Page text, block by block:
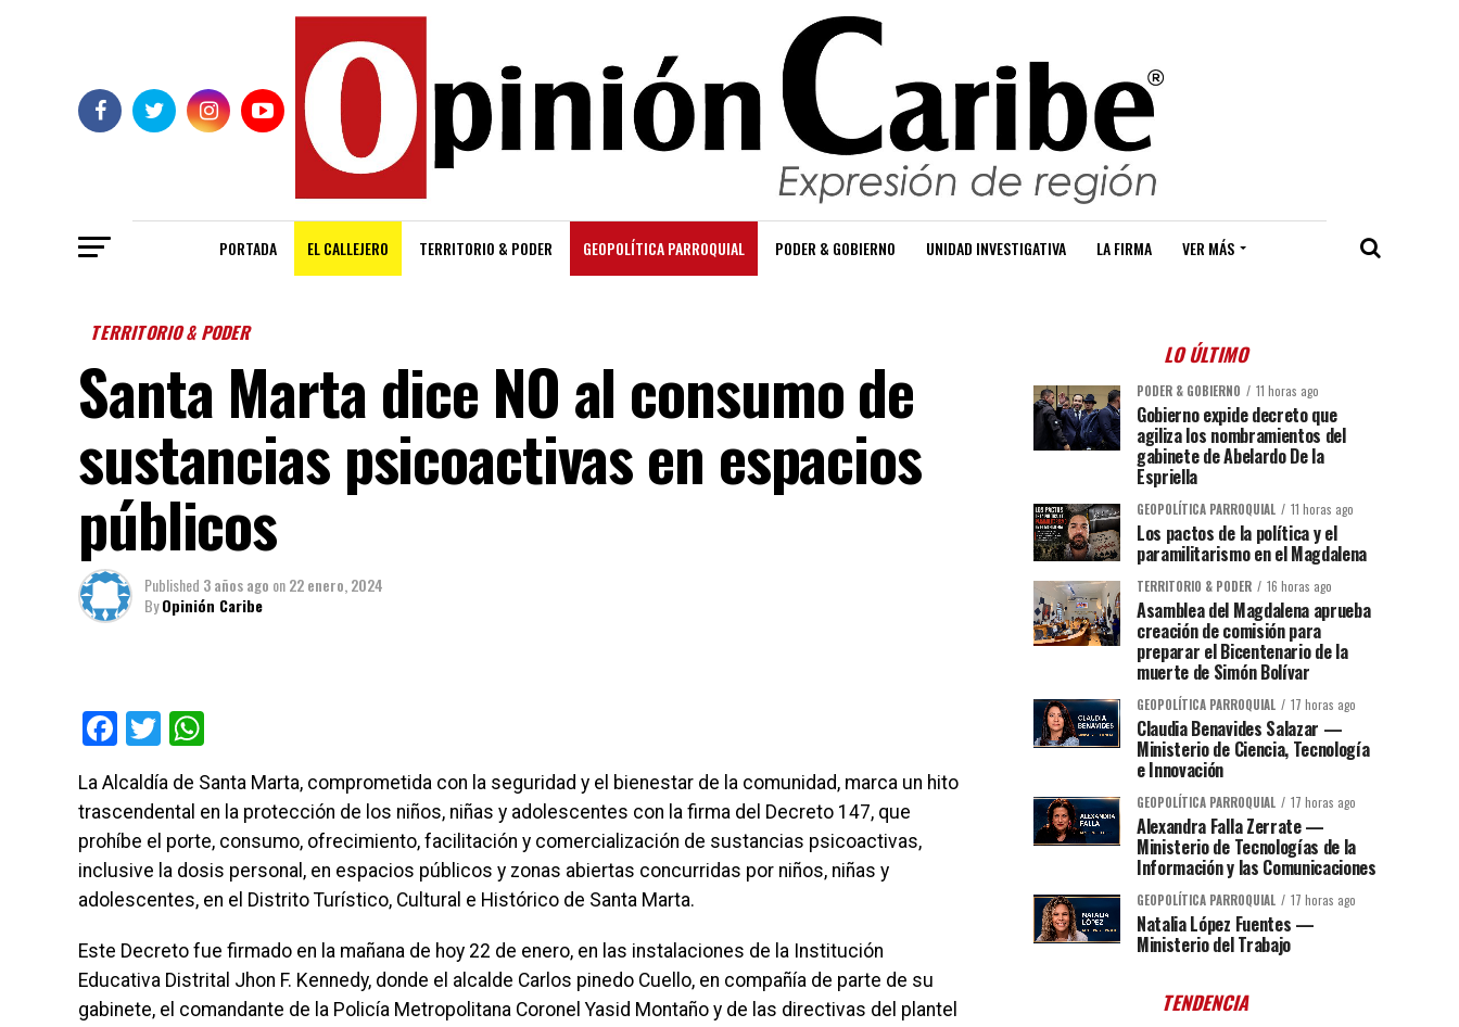
PORTADA EL CALLEJERO TERRITORIO & PODER GEOPOLÍTICA PARROQUIAL PODER & GOBIERNO UNIDAD INVESTIGATIVA LA FIRMA VER MÁS
TERRITORIO & PODER
Santa Marta dice NO al consumo de
sustancias psicoactivas en espacios
públicos
Published 3 años ago on22 enero, 2024
ByOpinión Caribe
Facebook
Twitter
La Alcaldía de Santa Marta, comprometida con la seguridad y el bienestar de la comunidad, marca un hito
trascendental en la protección de los niños, niñas y adolescentes con la firma del Decreto 147, que
prohíbe el porte, consumo, ofrecimiento, facilitación y comercialización de sustancias psicoactivas,
inclusive la dosis personal, en espacios públicos y zonas abiertas concurridas por niños, niñas y
adolescentes, en el Distrito Turístico, Cultural e Histórico de Santa Marta.
Este Decreto fue firmado en la mañana de hoy 22 de enero, en las instalaciones de la Institución
Educativa Distrital Jhon F. Kennedy, donde el alcalde Carlos pinedo Cuello, en compañía de parte de su
gabinete, el comandante de la Policía Metropolitana Coronel Yasid Montaño y de las directivas del plantel
LO ÚLTIMO
PODER & GOBIERNO 11 horas ago
Gobierno expide decreto que
agiliza los nombramientos del
gabinete de Abelardo De la
Espriella
GEOPOLÍTICA PARROQUIAL 11 horas ago
Los pactos de la política y el
paramilitarismo en el Magdalena
TERRITORIO & PODER 16 horas ago
Asamblea del Magdalena aprueba
creación de comisión para
preparar el Bicentenario de la
muerte de Simón Bolívar
GEOPOLÍTICA PARROQUIAL 17 horas ago
Claudia Benavides Salazar —
Ministerio de Ciencia, Tecnología
e Innovación
GEOPOLÍTICA PARROQUIAL 17 horas ago
Alexandra Falla Zerrate —
Ministerio de Tecnologías de la
Información y las Comunicaciones
GEOPOLÍTICA PARROQUIAL 17 horas ago
Natalia López Fuentes —
Ministerio del Trabajo
TENDENCIA